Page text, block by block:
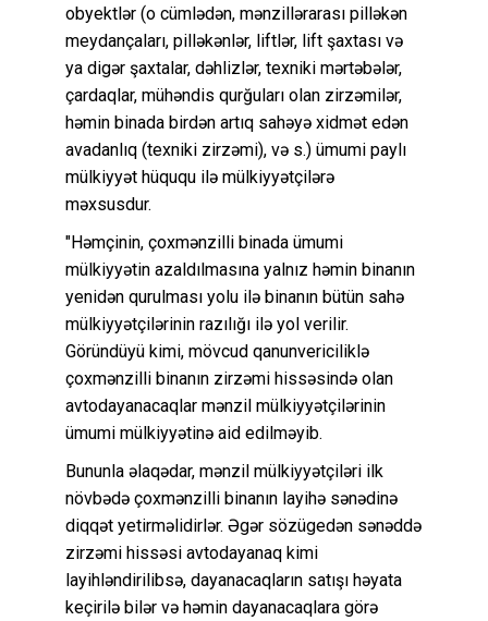
obyektlər (o cümlədən, mənzillərarası pilləkən
meydançaları, pilləkənlər, liftlər, lift şaxtası və
ya digər şaxtalar, dəhlizlər, texniki mərtəbələr,
çardaqlar, mühəndis qurğuları olan zirzəmilər,
həmin binada birdən artıq sahəyə xidmət edən
avadanlıq (texniki zirzəmi), və s.) ümumi paylı
mülkiyyət hüququ ilə mülkiyyətçilərə
məxsusdur.
"Həmçinin, çoxmənzilli binada ümumi
mülkiyyətin azaldılmasına yalnız həmin binanın
yenidən qurulması yolu ilə binanın bütün sahə
mülkiyyətçilərinin razılığı ilə yol verilir.
Göründüyü kimi, mövcud qanunvericiliklə
çoxmənzilli binanın zirzəmi hissəsində olan
avtodayanacaqlar mənzil mülkiyyətçilərinin
ümumi mülkiyyətinə aid edilməyib.
Bununla əlaqədar, mənzil mülkiyyətçiləri ilk
növbədə çoxmənzilli binanın layihə sənədinə
diqqət yetirməlidirlər. Əgər sözügedən sənəddə
zirzəmi hissəsi avtodayanaq kimi
layihləndirilibsə, dayanacaqların satışı həyata
keçirilə bilər və həmin dayanacaqlara görə